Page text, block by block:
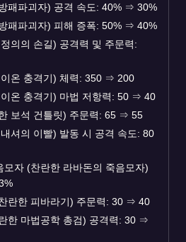
패파괴자) 공격 속도: 40% ⇒ 30%
패파괴자) 피해 증폭: 50% ⇒ 40%
의의 손길) 공격력 및 주문력:
온 충격기) 체력: 350 ⇒ 200
온 충격기) 마법 저항력: 50 ⇒ 40
보석 건틀릿) 주문력: 65 ⇒ 55
셔의 이빨) 발동 시 공격 속도: 80
모자 (찬란한 라바돈의 죽음모자)
란한 피바라기) 주문력: 30 ⇒ 40
한 마법공학 총검) 공격력: 30 ⇒